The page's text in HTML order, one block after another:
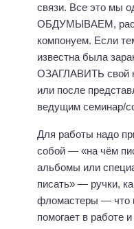
связи. Все это мы
ОБДУМЫВАЕМ,
компонуем. Если
известна была
ОЗАГЛАВИТЬ свой
или после
ведущим семинар/
Для работы надо
собой — «на чём
альбомы или
писать» — ручки,
фломастеры — что
помогает в работе